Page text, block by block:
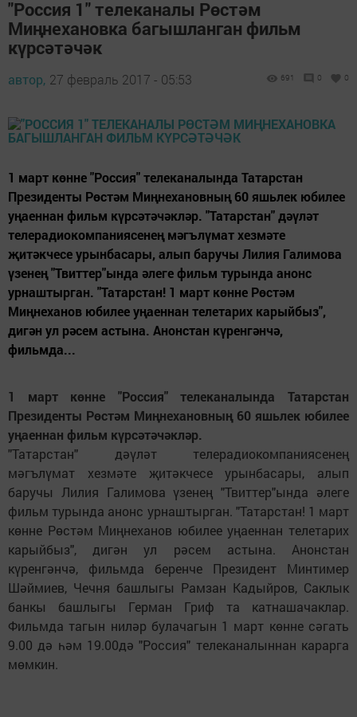
"Россия 1" телеканалы Рөстәм
Миңнехановка багышланган фильм
күрсәтәчәк
автор, 27 февраль 2017 - 05:53 691 0 0
1 март көнне "Россия" телеканалында Татарстан
Президенты Рөстәм Миңнехановның 60 яшьлек юбилее
уңаеннан фильм күрсәтәчәкләр. "Татарстан" дәүләт
телерадиокомпаниясенең мәгълүмат хезмәте
җитәкчесе урынбасары, алып баручы Лилия Галимова
үзенең "Твиттер"ында әлеге фильм турында анонс
урнаштырган. "Татарстан! 1 март көнне Рөстәм
Миңнеханов юбилее уңаеннан телетарих карыйбыз",
дигән ул рәсем астына. Анонстан күренгәнчә,
фильмда...
1 март көнне "Россия" телеканалында Татарстан
Президенты Рөстәм Миңнехановның 60 яшьлек юбилее
уңаеннан фильм күрсәтәчәкләр.
"Татарстан" дәүләт телерадиокомпаниясенең
мәгълүмат хезмәте җитәкчесе урынбасары, алып
баручы Лилия Галимова үзенең "Твиттер"ында әлеге
фильм турында анонс урнаштырган. "Татарстан! 1 март
көнне Рөстәм Миңнеханов юбилее уңаеннан телетарих
карыйбыз", дигән ул рәсем астына. Анонстан
күренгәнчә, фильмда беренче Президент Минтимер
Шәймиев, Чечня башлыгы Рамзан Кадыйров, Саклык
банкы башлыгы Герман Гриф та катнашачаклар.
Фильмда тагын ниләр булачагын 1 март көнне сәгать
9.00 дә һәм 19.00дә "Россия" телеканалыннан карарга
мөмкин.